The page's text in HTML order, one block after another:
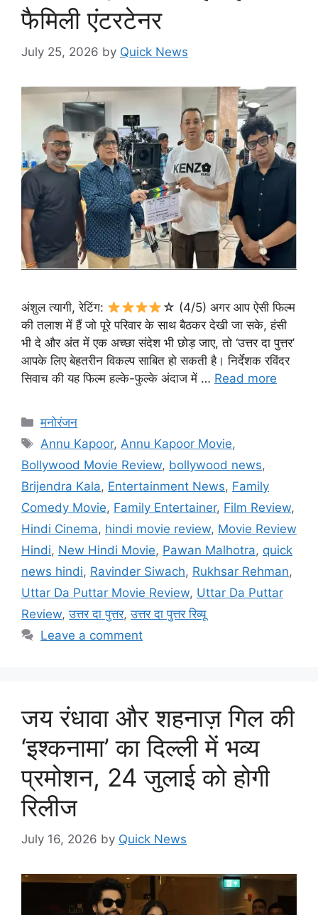
फैमिली एंटरटेनर
July 25, 2026 by Quick News
अंशुल त्यागी, रेटिंग:
☆ (4/5) अगर आप ऐसी फिल्म
की तलाश में हैं जो पूरे परिवार के साथ बैठकर देखी जा सके, हंसी
भी दे और अंत में एक अच्छा संदेश भी छोड़ जाए, तो ‘उत्तर दा पुत्तर’
आपके लिए बेहतरीन विकल्प साबित हो सकती है। निर्देशक रविंदर
सिवाच की यह फिल्म हल्के-फुल्के अंदाज में … Read more
मनोरंजन
Annu Kapoor,Annu Kapoor Movie,
Bollywood Movie Review, bollywood news,
Brijendra Kala, Entertainment News, Family
Comedy Movie, Family Entertainer, Film Review,
Hindi Cinema, hindi movie review, Movie Review
Hindi, New Hindi Movie, Pawan Malhotra, quick
news hindi, Ravinder Siwach, Rukhsar Rehman,
Uttar Da Puttar Movie Review, Uttar Da Puttar
Review,उत्तर दा पुत्तर,उत्तर दा पुत्तर रिव्यू
Leave a comment
जय रंधावा और शहनाज़ गिल की
‘इश्कनामा’ का दिल्ली में भव्य
प्रमोशन, 24 जुलाई को होगी
रिलीज
July 16, 2026 by Quick News